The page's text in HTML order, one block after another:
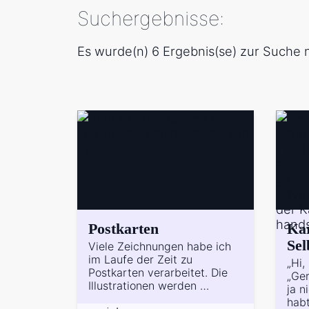
Suchergebnisse:
Es wurde(n) 6 Ergebnis(se) zur Suche
Postkarten
Viele Zeichnungen habe ich
im Laufe der Zeit zu
Postkarten verarbeitet. Die
Illustrationen werden …
„Hi,
ja